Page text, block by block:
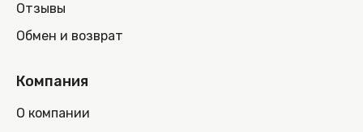
Отзывы
Обмен и возврат
Компания
О компании